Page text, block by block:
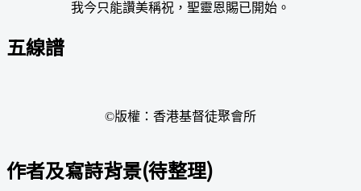
我今只能讚美稱祝，聖靈恩賜已開始。
五線譜
©版權：香港基督徒聚會所
作者及寫詩背景(待整理)